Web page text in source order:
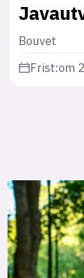
Bouvet
Frist:om